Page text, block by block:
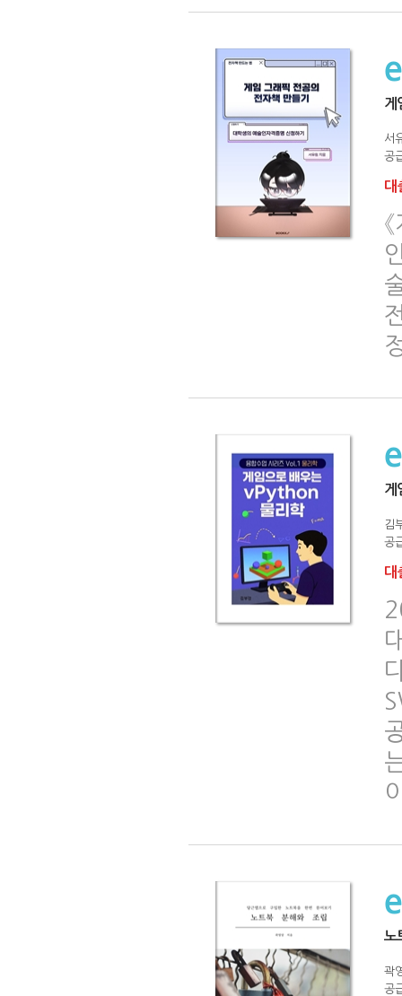
게
서
공
대
게
김
공
대
노
곽
공